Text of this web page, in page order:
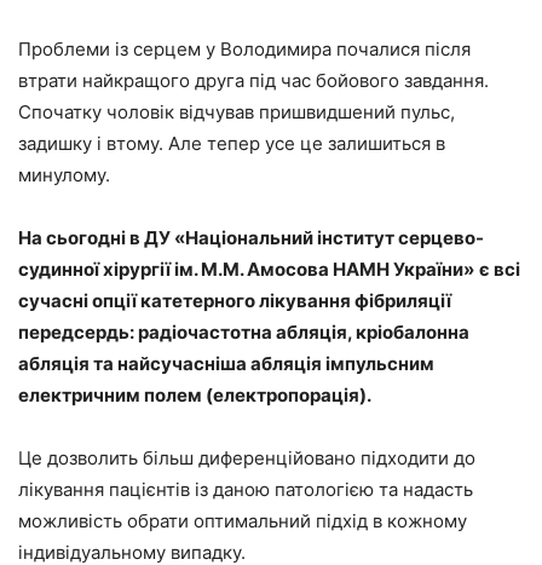
Проблеми із серцем у Володимира почалися після
втрати найкращого друга під час бойового завдання.
Спочатку чоловік відчував пришвидшений пульс,
задишку і втому. Але тепер усе це залишиться в
минулому.
На сьогодні в ДУ «Національний інститут серцево-
судинної хірургії ім. М.М. Амосова НАМН України» є всі
сучасні опції катетерного лікування фібриляції
передсердь: радіочастотна абляція, кріобалонна
абляція та найсучасніша абляція імпульсним
електричним полем (електропорація).
Це дозволить більш диференційовано підходити до
лікування пацієнтів із даною патологією та надасть
можливість обрати оптимальний підхід в кожному
індивідуальному випадку.